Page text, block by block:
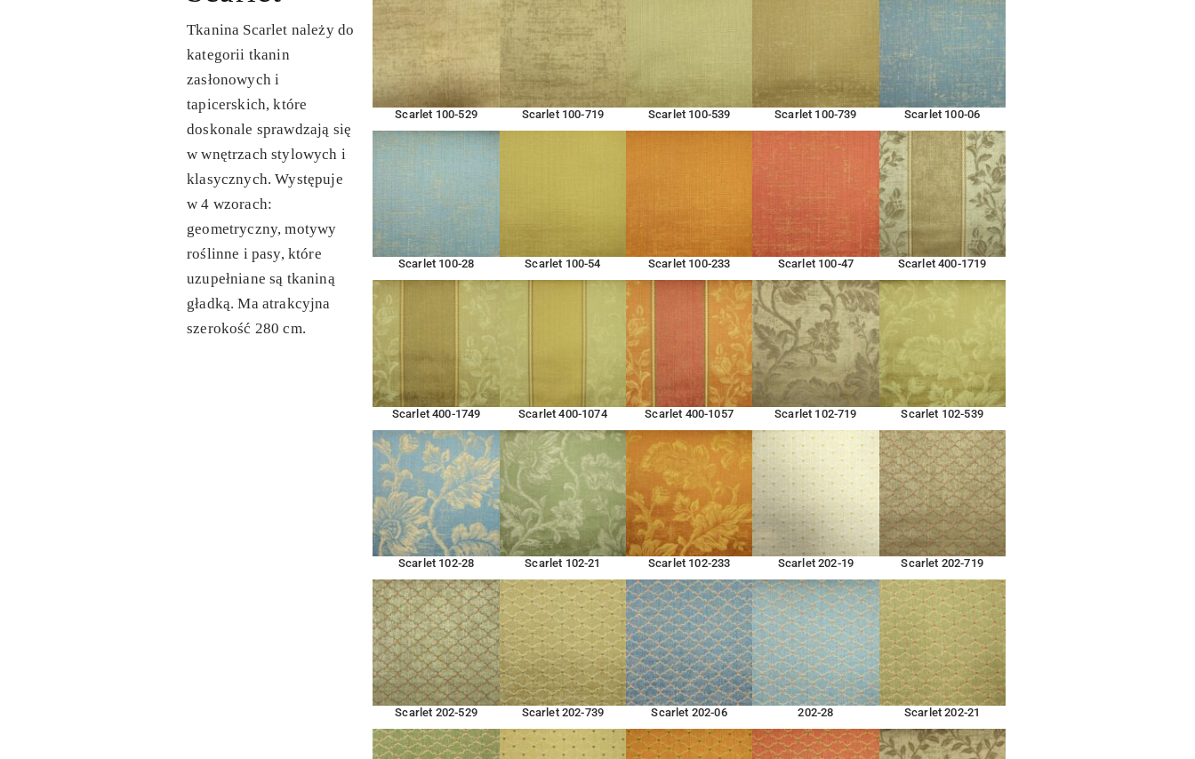
Tkanina Scarlet należy do
kategorii tkanin
zasłonowych i
tapicerskich, które
doskonale sprawdzają się
w wnętrzach stylowych i
klasycznych. Występuje
w 4 wzorach:
geometryczny, motywy
roślinne i pasy, które
uzupełniane są tkaniną
gładką. Ma atrakcyjna
szerokość 280 cm.
Scarlet 100-529 Scarlet 100-719 Scarlet 100-539 Scarlet 100-739 Scarlet 100-06
Scarlet 100-28 Scarlet 100-54 Scarlet 100-233 Scarlet 100-47 Scarlet 400-1719
Scarlet 400-1749 Scarlet 400-1074 Scarlet 400-1057 Scarlet 102-719 Scarlet 102-539
Scarlet 102-28 Scarlet 102-21 Scarlet 102-233 Scarlet 202-19 Scarlet 202-719
Scarlet 202-529 Scarlet 202-739 Scarlet 202-06 202-28 Scarlet 202-21